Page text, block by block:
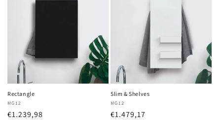
Rectangle
Anbieter:
MG12
Normaler
€1.239,98
Slim & Shelves
Anbieter:
MG12
Normaler
€1.479,17